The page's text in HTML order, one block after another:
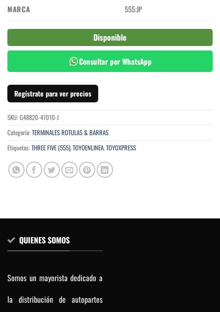
MARCA 555:JP
Disponible
Consultar por WhatsApp
Regístrate para ver precios
SKU: G48820-47010-J
Categoría: TERMINALES ROTULAS & BARRAS
Etiquetas: THREE FIVE (555),TOYOENLINEA,TOYOXPRESS
QUIENES SOMOS
Somos un mayorista dedicado a
la distribución de autopartes